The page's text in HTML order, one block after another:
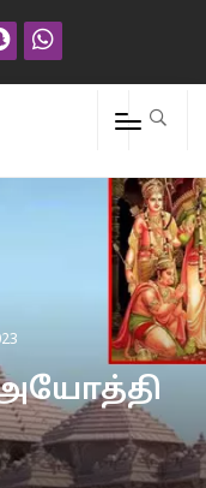
அயோத்தி